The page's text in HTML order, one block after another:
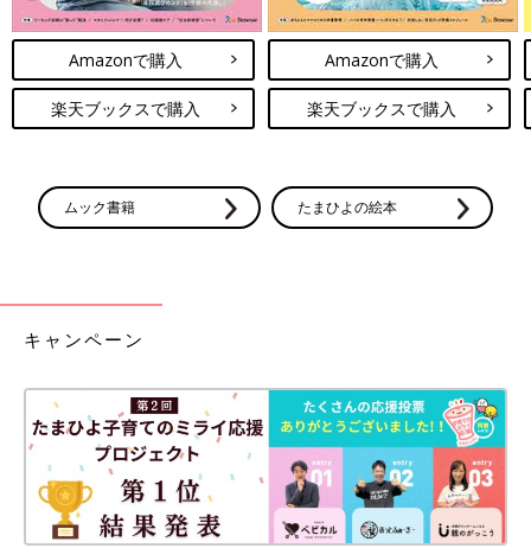
Amazonで購入
楽天ブックスで購入
Amazonで購入
楽天ブックスで購入
ムック書籍 たまひよの絵本
キャンペーン